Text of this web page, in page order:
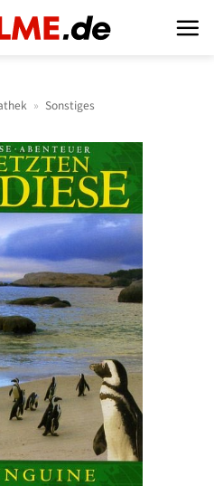
» Sonstiges